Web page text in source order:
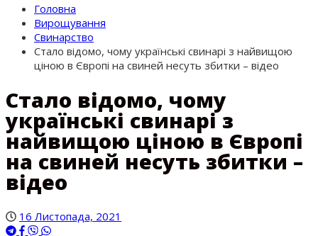
Головна
Вирощування
Свинарство
Стало відомо, чому українські свинарі з найвищою
ціною в Європі на свиней несуть збитки – відео
Стало відомо, чому
українські свинарі з
найвищою ціною в Європі
на свиней несуть збитки –
відео
16 Листопада, 2021